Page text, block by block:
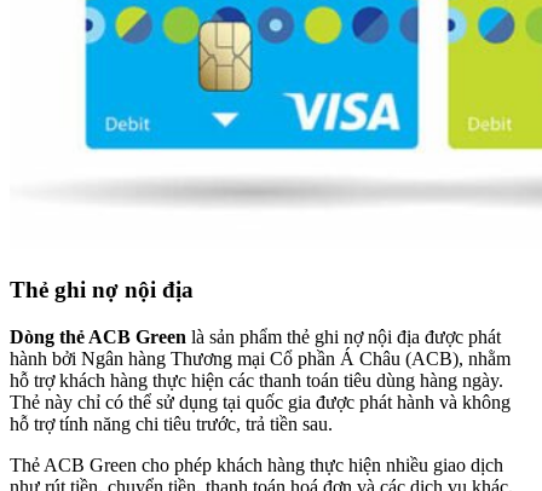
Thẻ ghi nợ nội địa
Dòng thẻ ACB Green là sản phẩm thẻ ghi nợ nội địa được phát
hành bởi Ngân hàng Thương mại Cổ phần Á Châu (ACB), nhằm
hỗ trợ khách hàng thực hiện các thanh toán tiêu dùng hàng ngày.
Thẻ này chỉ có thể sử dụng tại quốc gia được phát hành và không
hỗ trợ tính năng chi tiêu trước, trả tiền sau.
Thẻ ACB Green cho phép khách hàng thực hiện nhiều giao dịch
như rút tiền, chuyển tiền, thanh toán hoá đơn và các dịch vụ khác,